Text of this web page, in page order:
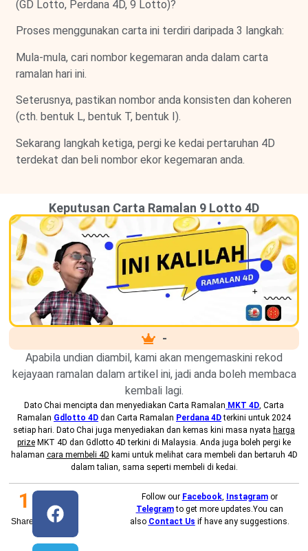
(GD Lotto, Perdana 4D, 9 Lotto)?
Proses menggunakan carta ini terdiri daripada 3 langkah:
Mula-mula, cari nombor kegemaran anda dalam carta
ramalan hari ini.
Seterusnya, pastikan nombor anda konsisten dan koheren
(cth. bentuk L, bentuk T, bentuk I).
Sekarang langkah ketiga, pergi ke kedai pertaruhan 4D
terdekat dan beli nombor ekor kegemaran anda.
Keputusan Carta Ramalan 9 Lotto 4D
-
Apabila undian diambil, kami akan mengemaskini rekod
kejayaan ramalan dalam artikel ini, jadi anda boleh membaca
kembali lagi.
Dato Chai mencipta dan menyediakan Carta Ramalan MKT 4D, Carta
Ramalan Gdlotto 4D dan Carta Ramalan Perdana 4Dterkini untuk 2024
setiap hari. Dato Chai juga menyediakan dan kemas kini masa nyata harga
prize MKT 4D dan Gdlotto 4D terkini di Malaysia. Anda juga boleh pergi ke
halaman cara membeli 4D kami untuk melihat cara membeli dan bertaruh 4D
dalam talian, sama seperti membeli di kedai.
Shares
1 Follow our Facebook, Instagram or
Telegramto get more updates.You can
also Contact Us if have any suggestions.